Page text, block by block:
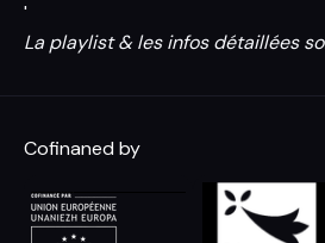
'
La playlist & les infos détaillées
Cofinaned by